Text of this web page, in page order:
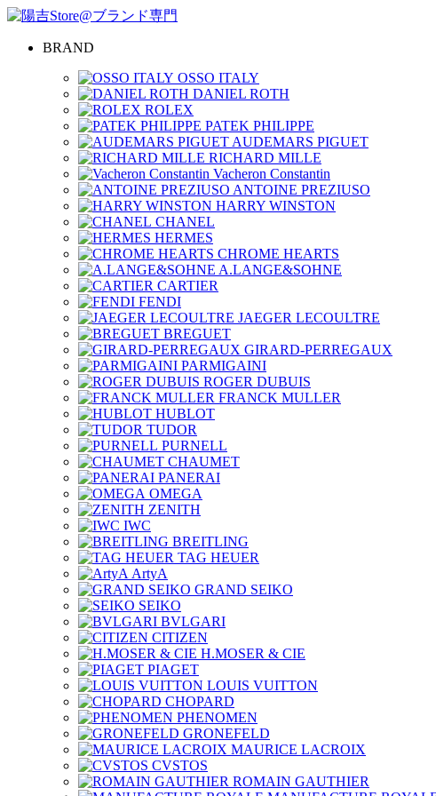
BRAND
OSSO ITALY
DANIEL ROTH
ROLEX
PATEK PHILIPPE
AUDEMARS PIGUET
RICHARD MILLE
Vacheron Constantin
ANTOINE PREZIUSO
HARRY WINSTON
CHANEL
HERMES
CHROME HEARTS
A.LANGE&SOHNE
CARTIER
FENDI
JAEGER LECOULTRE
BREGUET
GIRARD-PERREGAUX
PARMIGAINI
ROGER DUBUIS
FRANCK MULLER
HUBLOT
TUDOR
PURNELL
CHAUMET
PANERAI
OMEGA
ZENITH
IWC
BREITLING
TAG HEUER
ArtyA
GRAND SEIKO
SEIKO
BVLGARI
CITIZEN
H.MOSER & CIE
PIAGET
LOUIS VUITTON
CHOPARD
PHENOMEN
GRONEFELD
MAURICE LACROIX
CVSTOS
ROMAIN GAUTHIER